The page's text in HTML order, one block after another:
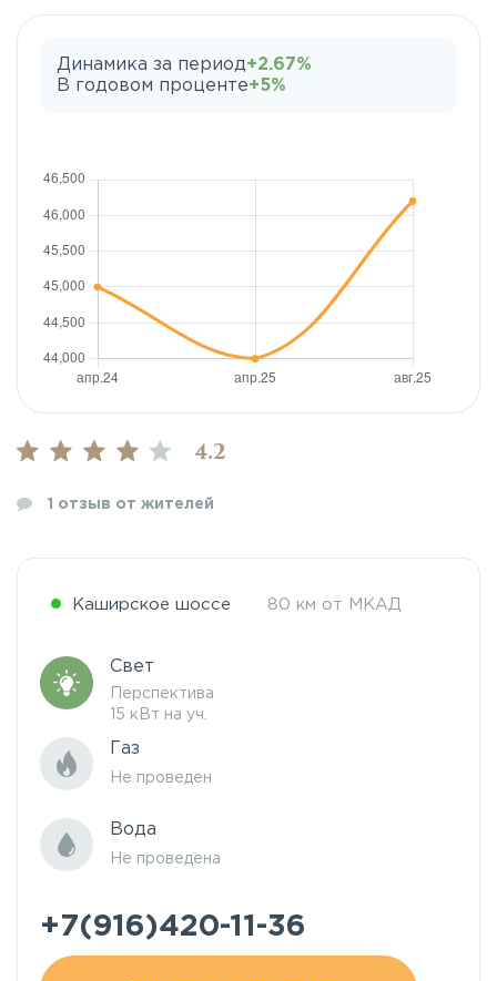
4.2
1 отзыв от жителей
Динамика за период+2.67%
В годовом проценте+5%
Каширское шоссе 80 км от МКАД
Свет
Перспектива
15 кВт на уч.
Газ
Не проведен
Вода
Не проведена
+7(916)420-11-36